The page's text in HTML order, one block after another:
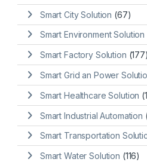
Smart City Solution (67)
Smart Environment Solution
Smart Factory Solution (177)
Smart Grid an Power
Smart Healthcare Solution
Smart Industrial Automation
Smart Transportation
Smart Water Solution (116)